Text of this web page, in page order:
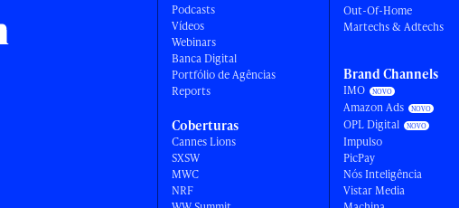
Podcasts
Vídeos
Webinars
Banca Digital
Portfólio de Agências
Reports
Coberturas
Cannes Lions
SXSW
MWC
NRF
Out-Of-Home
Martechs & Adtechs
Brand Channels
IMO
Amazon Ads
OPL Digital
Impulso
PicPay
Nós Inteligência
Vistar Media